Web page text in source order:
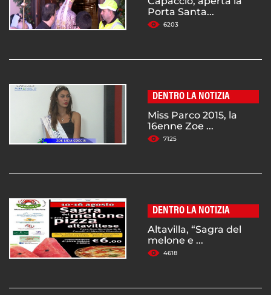
Porta Santa...
6203
DENTRO LA NOTIZIA
Miss Parco 2015, la
16enne Zoe ...
7125
DENTRO LA NOTIZIA
Altavilla, “Sagra del
melone e ...
4618